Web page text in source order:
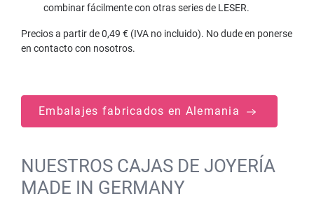
combinar fácilmente con otras series de LESER.
Precios a partir de 0,49 € (IVA no incluido). No dude en ponerse
en contacto con nosotros.
Embalajes fabricados en Alemania
NUESTROS CAJAS DE JOYERÍA
MADE IN GERMANY